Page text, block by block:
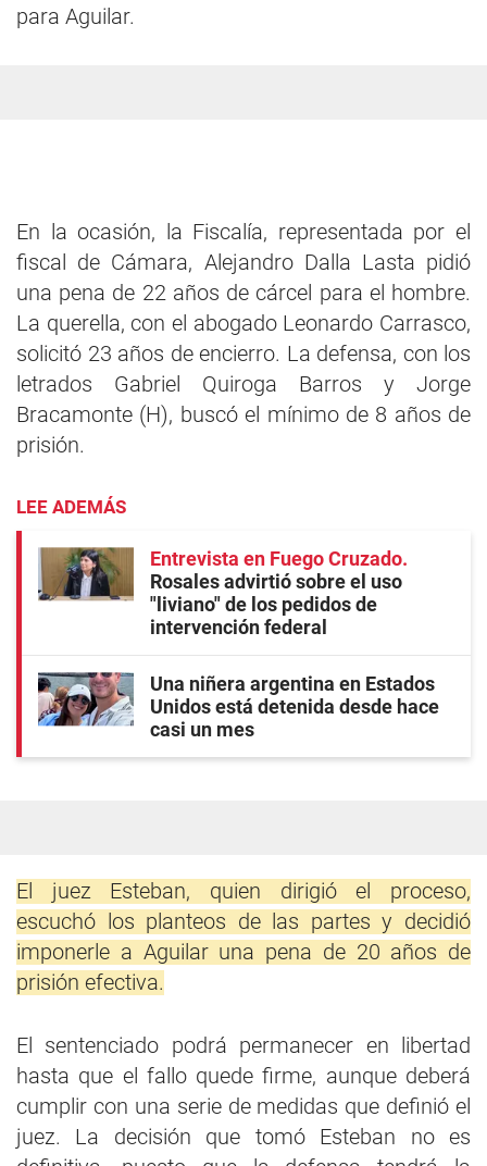
para Aguilar.
En la ocasión, la Fiscalía, representada por el
fiscal de Cámara, Alejandro Dalla Lasta pidió
una pena de 22 años de cárcel para el hombre.
La querella, con el abogado Leonardo Carrasco,
solicitó 23 años de encierro. La defensa, con los
letrados Gabriel Quiroga Barros y Jorge
Bracamonte (H), buscó el mínimo de 8 años de
prisión.
LEE ADEMÁS
Entrevista en Fuego Cruzado
Rosales advirtió sobre el uso
"liviano" de los pedidos de
intervención federal
Una niñera argentina en Estados
Unidos está detenida desde hace
casi un mes
El juez Esteban, quien dirigió el proceso,
escuchó los planteos de las partes y decidió
imponerle a Aguilar una pena de 20 años de
prisión efectiva.
El sentenciado podrá permanecer en libertad
hasta que el fallo quede firme, aunque deberá
cumplir con una serie de medidas que definió el
juez. La decisión que tomó Esteban no es